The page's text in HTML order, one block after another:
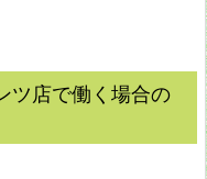
ツ店で働く場合の